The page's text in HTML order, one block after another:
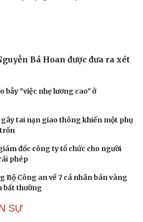
đầu thế giới
du lịch Vĩnh Long hấp dẫn khách
Nhật Bản phát hiện dấu hiệu của “hạt
bỏ pin tháo rời trên điện thoại?
tư hạ tầng AI tại Ấn Độ
hoạt động cơ sở điện toán AI lớn